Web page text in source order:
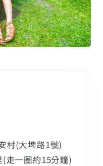
村(大埤路1號)
走一圈約15分鐘)